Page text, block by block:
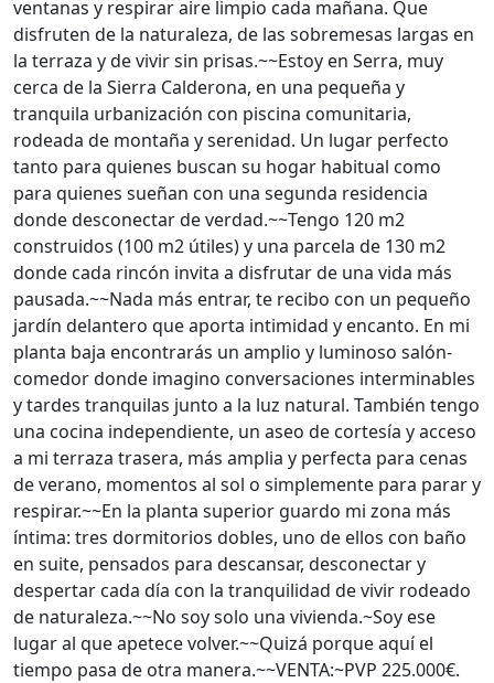
ventanas y respirar aire limpio cada mañana. Que
disfruten de la naturaleza, de las sobremesas largas en
la terraza y de vivir sin prisas.~~Estoy en Serra, muy
cerca de la Sierra Calderona, en una pequeña y
tranquila urbanización con piscina comunitaria,
rodeada de montaña y serenidad. Un lugar perfecto
tanto para quienes buscan su hogar habitual como
para quienes sueñan con una segunda residencia
donde desconectar de verdad.~~Tengo 120 m2
construidos (100 m2 útiles) y una parcela de 130 m2
donde cada rincón invita a disfrutar de una vida más
pausada.~~Nada más entrar, te recibo con un pequeño
jardín delantero que aporta intimidad y encanto. En mi
planta baja encontrarás un amplio y luminoso salón-
comedor donde imagino conversaciones interminables
y tardes tranquilas junto a la luz natural. También tengo
una cocina independiente, un aseo de cortesía y acceso
a mi terraza trasera, más amplia y perfecta para cenas
de verano, momentos al sol o simplemente para parar y
respirar.~~En la planta superior guardo mi zona más
íntima: tres dormitorios dobles, uno de ellos con baño
en suite, pensados para descansar, desconectar y
despertar cada día con la tranquilidad de vivir rodeado
de naturaleza.~~No soy solo una vivienda.~Soy ese
lugar al que apetece volver.~~Quizá porque aquí el
tiempo pasa de otra manera.~~VENTA:~PVP 225.000€.